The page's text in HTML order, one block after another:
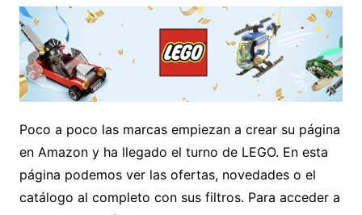
Poco a poco las marcas empiezan a crear su página
en Amazon y ha llegado el turno de LEGO. En esta
página podemos ver las ofertas, novedades o el
catálogo al completo con sus filtros. Para acceder a